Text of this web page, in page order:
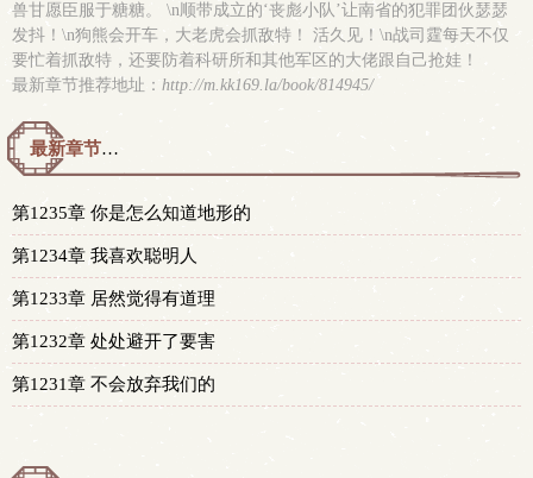
兽甘愿臣服于糖糖。 \n顺带成立的‘丧彪小队’让南省的犯罪团伙瑟瑟
发抖！\n狗熊会开车，大老虎会抓敌特！ 活久见！\n战司霆每天不仅
要忙着抓敌特，还要防着科研所和其他军区的大佬跟自己抢娃！
最新章节推荐地址： http://m.kk169.la/book/814945/
最新章节预览 更新时间：2026-08-05T21:49:28
第1235章 你是怎么知道地形的
第1234章 我喜欢聪明人
第1233章 居然觉得有道理
第1232章 处处避开了要害
第1231章 不会放弃我们的